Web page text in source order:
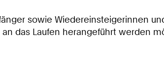
sowie Wiedereinsteigerinnen
das Laufen herangeführt werden